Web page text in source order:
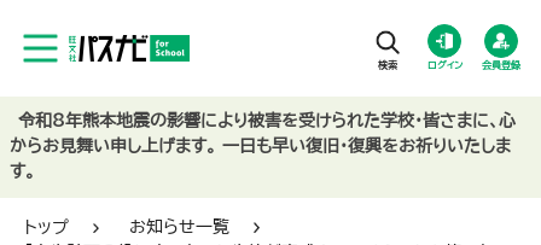
ログイン 会員登録
トップ
お知らせ一覧
令和8年熊本地震の影響により被害を受けられた学校・皆さまに、心
からお見舞い申し上げます。 一日も早い復旧・復興をお祈りいたしま
す。